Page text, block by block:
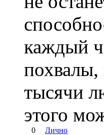
каждый
похвалы,
тысячи
этого
0 Лично